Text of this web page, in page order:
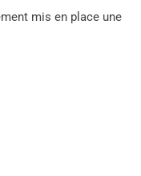
mis en place une